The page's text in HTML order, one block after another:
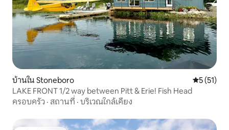
บ้านใน Stoneboro คะแนนเฉลี่
5 (51)
LAKE FRONT 1/2 way between Pitt & Erie! Fish Head
ครอบครัว · สถานที่ · บริเวณใกล้เคียง